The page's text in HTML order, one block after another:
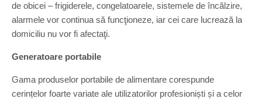
de obicei – frigiderele, congelatoarele, sistemele de încălzire,
alarmele vor continua să funcţioneze, iar cei care lucrează la
domiciliu nu vor fi afectaţi.
Generatoare portabile
Gama produselor portabile de alimentare corespunde
cerințelor foarte variate ale utilizatorilor profesioniști și a celor